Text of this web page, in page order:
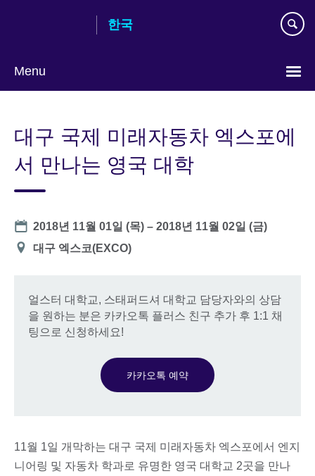
content
한국
Menu
대구 국제 미래자동차 엑스포에
서 만나는 영국 대학
Date
2018년 11월 01일 (목) –2018년 11월 02일 (금)
장
대구 엑스코(EXCO)
얼스터 대학교, 스태퍼드셔 대학교 담당자와의 상담
을 원하는 분은 카카오톡 플러스 친구 추가 후 1:1 채
팅으로 신청하세요!
카카오톡 예약
11월 1일 개막하는 대구 국제 미래자동차 엑스포에서 엔지
니어링 및 자동차 학과로 유명한 영국 대학교 2곳을 만나